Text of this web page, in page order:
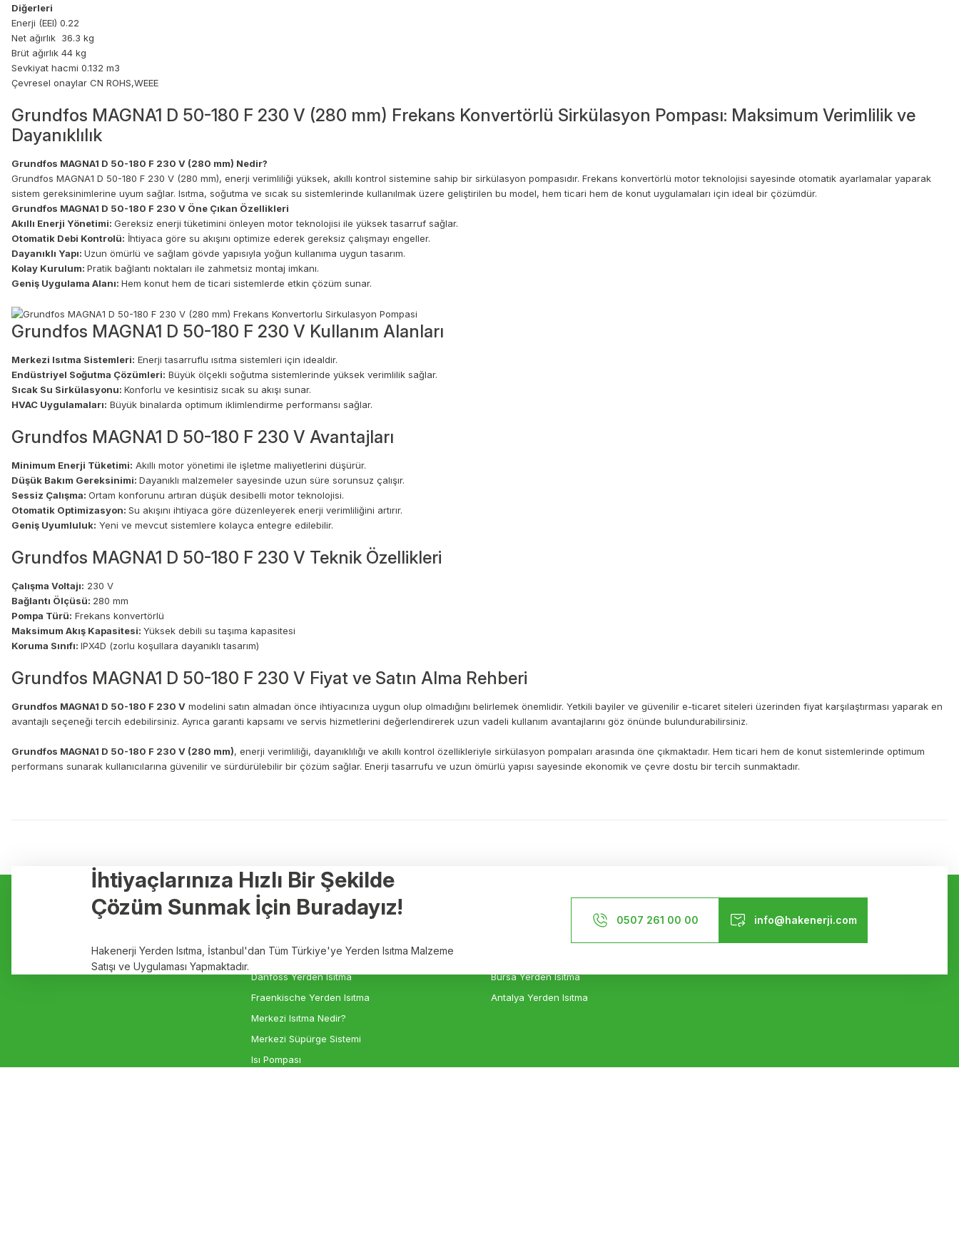
Diğerleri
Enerji (EEI) 0.22
Net ağırlık 36.3 kg
Brüt ağırlık 44 kg
Sevkiyat hacmi 0.132 m3
Çevresel onaylar CN ROHS,WEEE
Grundfos MAGNA1 D 50-180 F 230 V (280 mm) Frekans Konvertörlü Sirkülasyon Pompası: Maksimum Verimlilik ve
Dayanıklılık
Grundfos MAGNA1 D 50-180 F 230 V (280 mm) Nedir?
Grundfos MAGNA1 D 50-180 F 230 V (280 mm), enerji verimliliği yüksek, akıllı kontrol sistemine sahip bir sirkülasyon pompasıdır. Frekans konvertörlü motor teknolojisi sayesinde otomatik ayarlamalar yaparak
sistem gereksinimlerine uyum sağlar. Isıtma, soğutma ve sıcak su sistemlerinde kullanılmak üzere geliştirilen bu model, hem ticari hem de konut uygulamaları için ideal bir çözümdür.
Grundfos MAGNA1 D 50-180 F 230 V Öne Çıkan Özellikleri
Akıllı Enerji Yönetimi: Gereksiz enerji tüketimini önleyen motor teknolojisi ile yüksek tasarruf sağlar.
Otomatik Debi Kontrolü: İhtiyaca göre su akışını optimize ederek gereksiz çalışmayı engeller.
Dayanıklı Yapı: Uzun ömürlü ve sağlam gövde yapısıyla yoğun kullanıma uygun tasarım.
Kolay Kurulum: Pratik bağlantı noktaları ile zahmetsiz montaj imkanı.
Geniş Uygulama Alanı: Hem konut hem de ticari sistemlerde etkin çözüm sunar.
Grundfos MAGNA1 D 50-180 F 230 V Kullanım Alanları
Merkezi Isıtma Sistemleri: Enerji tasarruflu ısıtma sistemleri için idealdir.
Endüstriyel Soğutma Çözümleri: Büyük ölçekli soğutma sistemlerinde yüksek verimlilik sağlar.
Sıcak Su Sirkülasyonu: Konforlu ve kesintisiz sıcak su akışı sunar.
HVAC Uygulamaları: Büyük binalarda optimum iklimlendirme performansı sağlar.
Grundfos MAGNA1 D 50-180 F 230 V Avantajları
Minimum Enerji Tüketimi: Akıllı motor yönetimi ile işletme maliyetlerini düşürür.
Düşük Bakım Gereksinimi: Dayanıklı malzemeler sayesinde uzun süre sorunsuz çalışır.
Sessiz Çalışma: Ortam konforunu artıran düşük desibelli motor teknolojisi.
Otomatik Optimizasyon: Su akışını ihtiyaca göre düzenleyerek enerji verimliliğini artırır.
Geniş Uyumluluk: Yeni ve mevcut sistemlere kolayca entegre edilebilir.
Grundfos MAGNA1 D 50-180 F 230 V Teknik Özellikleri
Çalışma Voltajı: 230 V
Bağlantı Ölçüsü: 280 mm
Pompa Türü: Frekans konvertörlü
Maksimum Akış Kapasitesi: Yüksek debili su taşıma kapasitesi
Koruma Sınıfı: IPX4D (zorlu koşullara dayanıklı tasarım)
Grundfos MAGNA1 D 50-180 F 230 V Fiyat ve Satın Alma Rehberi
Grundfos MAGNA1 D 50-180 F 230 V modelini satın almadan önce ihtiyacınıza uygun olup olmadığını belirlemek önemlidir. Yetkili bayiler ve güvenilir e-ticaret siteleri üzerinden fiyat karşılaştırması yaparak en
avantajlı seçeneği tercih edebilirsiniz. Ayrıca garanti kapsamı ve servis hizmetlerini değerlendirerek uzun vadeli kullanım avantajlarını göz önünde bulundurabilirsiniz.
Grundfos MAGNA1 D 50-180 F 230 V (280 mm), enerji verimliliği, dayanıklılığı ve akıllı kontrol özellikleriyle sirkülasyon pompaları arasında öne çıkmaktadır. Hem ticari hem de konut sistemlerinde optimum
performans sunarak kullanıcılarına güvenilir ve sürdürülebilir bir çözüm sağlar. Enerji tasarrufu ve uzun ömürlü yapısı sayesinde ekonomik ve çevre dostu bir tercih sunmaktadır.
Ürün açıklamasında eksik bilgiler bulunuyor.
Ürün bilgilerinde hatalar bulunuyor.
Bu ürüne benzer farklı alternatifler olmalı.
İhtiyaçlarınıza Hızlı Bir Şekilde
Çözüm Sunmak İçin Buradayız!
Hakenerji Yerden Isıtma, İstanbul'dan Tüm Türkiye'ye Yerden Isıtma Malzeme
Satışı ve Uygulaması Yapmaktadır.
0507 261 00 00 info@hakenerji.com
Hizmetler
Yerden Isıtma
Rehau Yerden Isıtma
Danfoss Yerden Isıtma
Fraenkische Yerden Isıtma
Merkezi Isıtma Nedir?
Merkezi Süpürge Sistemi
Isı Pompası
Bursa Yerden Isıtma
Antalya Yerden Isıtma